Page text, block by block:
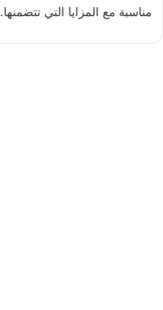
مناسبة مع المزايا التي تتضمنها.